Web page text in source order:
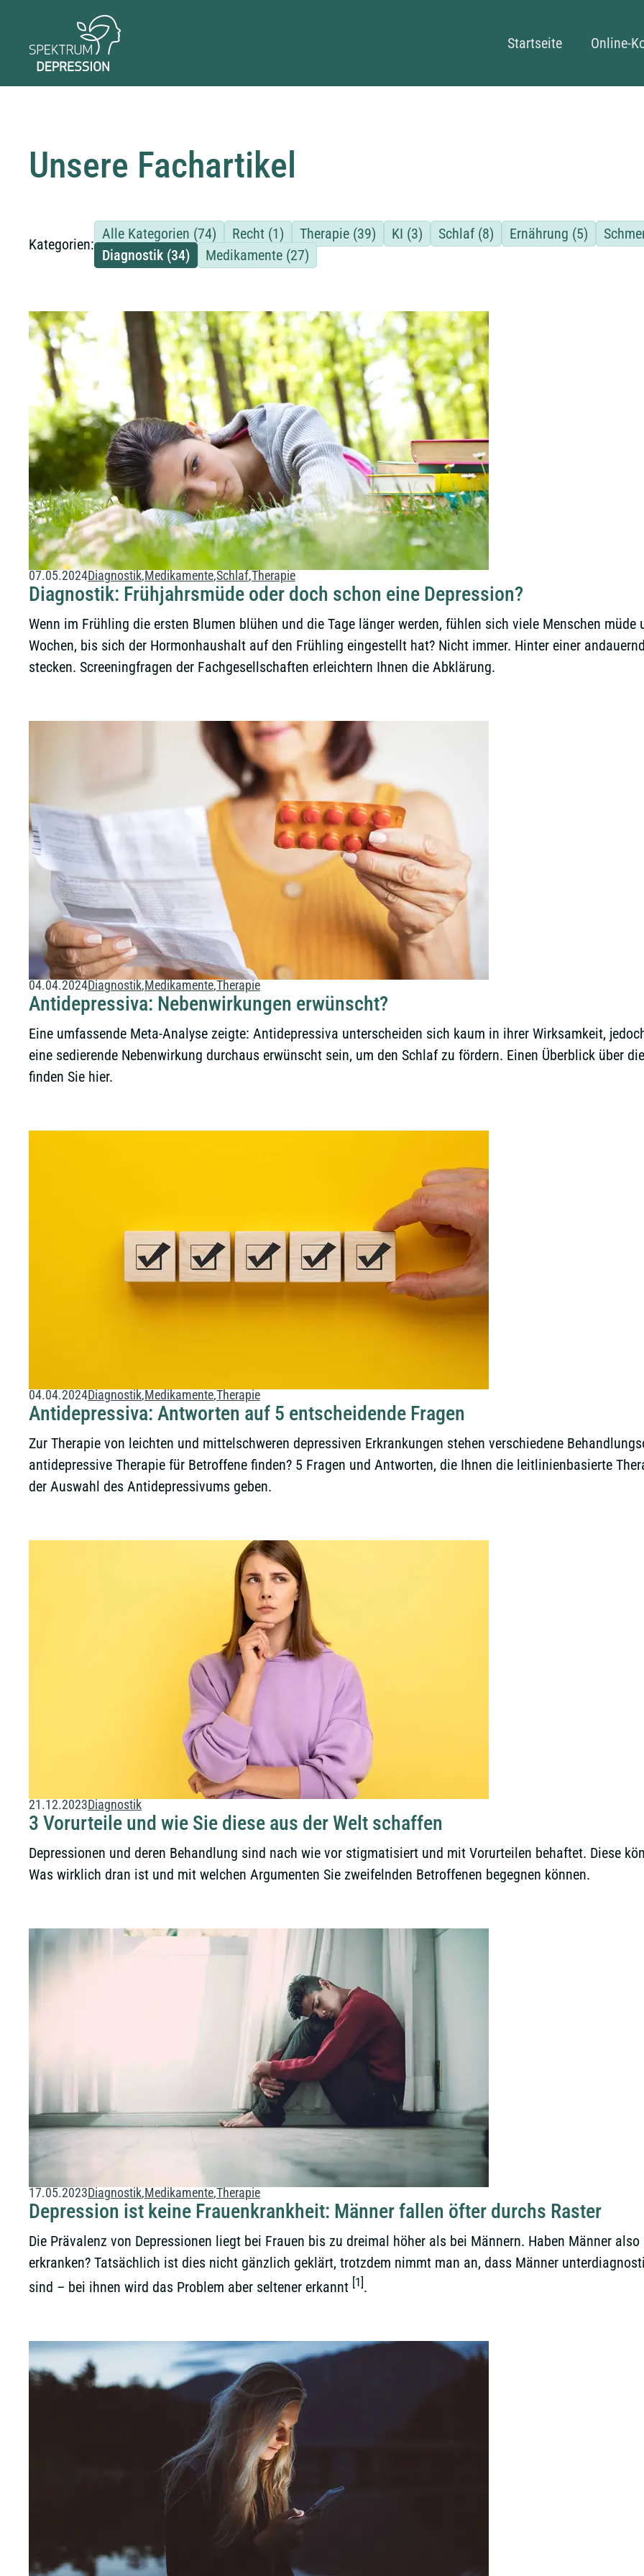
Navigation
Startseite Online-
Unsere Fachartikel
Kategorien:
Alle Kategorien (74) Recht (1) Therapie (39) KI (3) Schlaf (8) Ernährung (5)
Diagnostik (34) Medikamente (27)
07.05.2024Diagnostik Medikamente Schlaf Therapie
Diagnostik: Frühjahrsmüde oder doch schon eine Depression?
Wenn im Frühling die ersten Blumen blühen und die Tage länger werden, fühlen sich viele Menschen
Wochen, bis sich der Hormonhaushalt auf den Frühling eingestellt hat? Nicht immer. Hinter einer
stecken. Screeningfragen der Fachgesellschaften erleichtern Ihnen die Abklärung.
04.04.2024Diagnostik Medikamente Therapie
Antidepressiva: Nebenwirkungen erwünscht?
Eine umfassende Meta-Analyse zeigte: Antidepressiva unterscheiden sich kaum in ihrer Wirksamkeit,
eine sedierende Nebenwirkung durchaus erwünscht sein, um den Schlaf zu fördern. Einen Überblick über
finden Sie hier.
04.04.2024Diagnostik Medikamente Therapie
Antidepressiva: Antworten auf 5 entscheidende Fragen
Zur Therapie von leichten und mittelschweren depressiven Erkrankungen stehen verschiedene
antidepressive Therapie für Betroffene finden? 5 Fragen und Antworten, die Ihnen die leitlinienbasierte
der Auswahl des Antidepressivums geben.
21.12.2023 Diagnostik
3 Vorurteile und wie Sie diese aus der Welt schaffen
Depressionen und deren Behandlung sind nach wie vor stigmatisiert und mit Vorurteilen behaftet. Diese
Was wirklich dran ist und mit welchen Argumenten Sie zweifelnden Betroffenen begegnen können.
17.05.2023 Diagnostik Medikamente Therapie
Depression ist keine Frauenkrankheit: Männer fallen öfter durchs Raster
Die Prävalenz von Depressionen liegt bei Frauen bis zu dreimal höher als bei Männern. Haben Männer
erkranken? Tatsächlich ist dies nicht gänzlich geklärt, trotzdem nimmt man an, dass Männer
sind – bei ihnen wird das Problem aber seltener erkannt [1].